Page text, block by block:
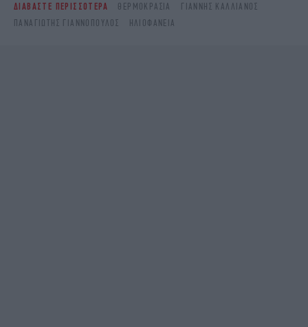
ΔΙΑΒΑΣΤΕ ΠΕΡΙΣΣΟΤΕΡΑ ΘΕΡΜΟΚΡΑΣΊΑ
ΓΙΆΝΝΗΣ ΚΑΛΛΙΆΝΟΣ
ΠΑΝΑΓΙΏΤΗΣ ΓΙΑΝΝΌΠΟΥΛΟΣ
ΗΛΙΟΦΆΝΕΙΑ